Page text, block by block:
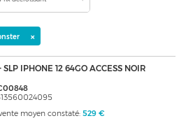
×
IPHONE 12 64GO ACCESS NOIR
moyen constaté: 529 €